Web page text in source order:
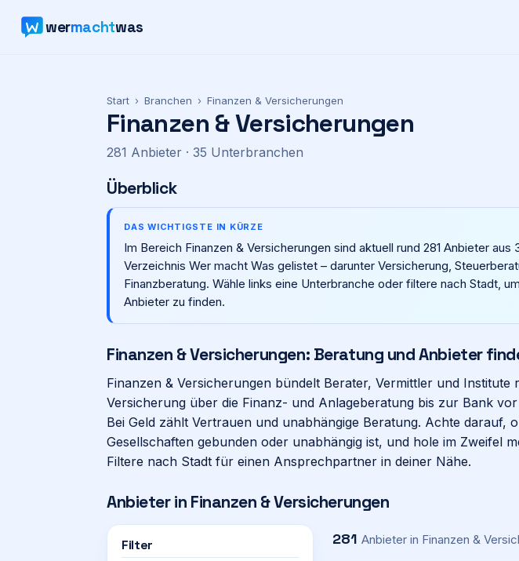
wermachtwas
Start › Branchen › Finanzen & Versicherungen
Finanzen & Versicherungen
281 Anbieter · 35 Unterbranchen
Überblick
DAS WICHTIGSTE IN KÜRZE
Im Bereich Finanzen & Versicherungen sind aktuell rund 281 Anbieter aus
Verzeichnis Wer macht Was gelistet – darunter Versicherung,
Finanzberatung. Wähle links eine Unterbranche oder filtere nach Stadt,
Anbieter zu finden.
Finanzen & Versicherungen: Beratung und Anbieter
Finanzen & Versicherungen bündelt Berater, Vermittler und Institute
Versicherung über die Finanz- und Anlageberatung bis zur Bank
Bei Geld zählt Vertrauen und unabhängige Beratung. Achte darauf,
Gesellschaften gebunden oder unabhängig ist, und hole im Zweifel
Filtere nach Stadt für einen Ansprechpartner in deiner Nähe.
Anbieter in Finanzen & Versicherungen
Filter 281 Anbieter in Finanzen &